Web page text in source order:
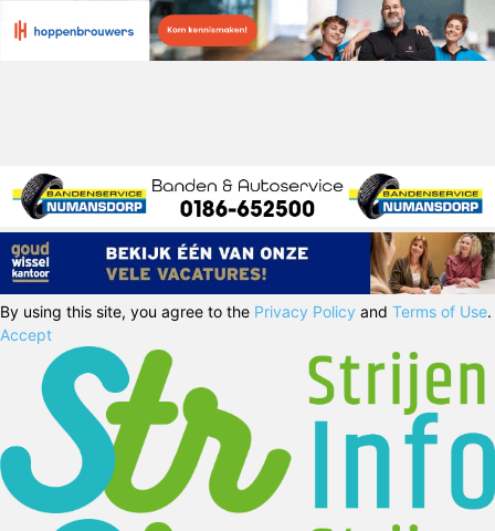
By using this site, you agree to the Privacy Policy and Terms of Use.
Accept